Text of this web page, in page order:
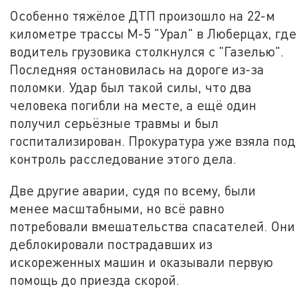
Особенно тяжёлое ДТП произошло на 22-м
километре трассы М-5 "Урал" в Люберцах, где
водитель грузовика столкнулся с "Газелью".
Последняя остановилась на дороге из-за
поломки. Удар был такой силы, что два
человека погибли на месте, а ещё один
получил серьёзные травмы и был
госпитализирован. Прокуратура уже взяла под
контроль расследование этого дела.
Две другие аварии, судя по всему, были
менее масштабными, но всё равно
потребовали вмешательства спасателей. Они
деблокировали пострадавших из
искореженных машин и оказывали первую
помощь до приезда скорой.